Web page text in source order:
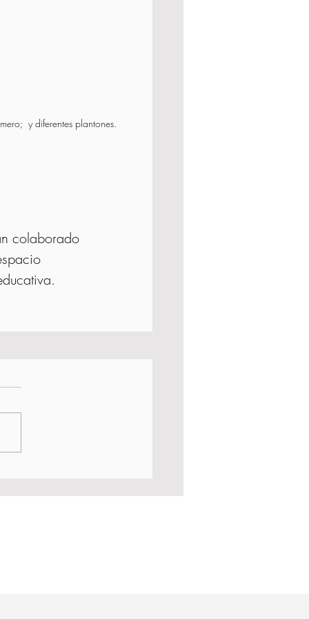
y diferentes plantones.
colaborado